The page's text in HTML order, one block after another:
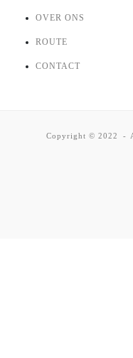
OVER ONS
ROUTE
CONTACT
Copyright © 2022